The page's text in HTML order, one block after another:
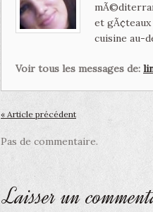
et
cuisine au-
Voir tous les messages de:
« Article précédent
Pas de commentaire.
Laisser un